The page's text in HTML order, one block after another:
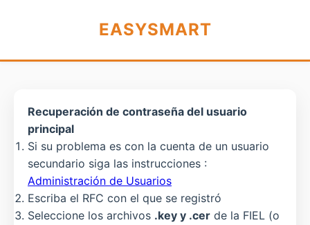
EASYSMART
Recuperación de contraseña del usuario
principal
Si su problema es con la cuenta de un usuario
secundario siga las instrucciones :
Administración de Usuarios
Escriba el RFC con el que se registró
Seleccione los archivos .key y .cer de la FIEL (o